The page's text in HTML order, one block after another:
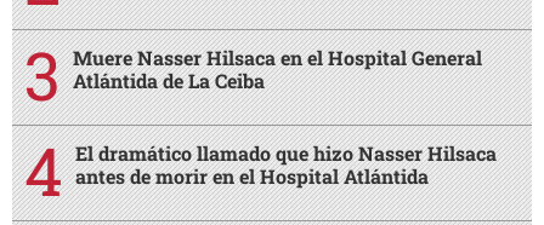
Muere Nasser Hilsaca en el Hospital General
Atlántida de La Ceiba
El dramático llamado que hizo Nasser Hilsaca
antes de morir en el Hospital Atlántida